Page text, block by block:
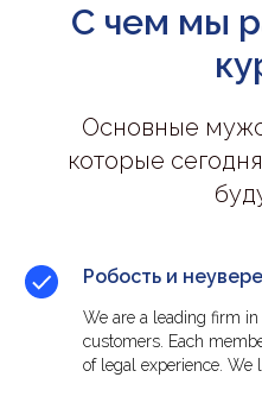
С чем мы
Основные
которые
Робость и
We are a leading firm
customers. Each
of legal experience. We